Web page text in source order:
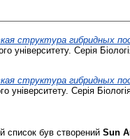
структура гибридных
університету. Серія
структура гибридных
університету. Серія
список був створений Sun